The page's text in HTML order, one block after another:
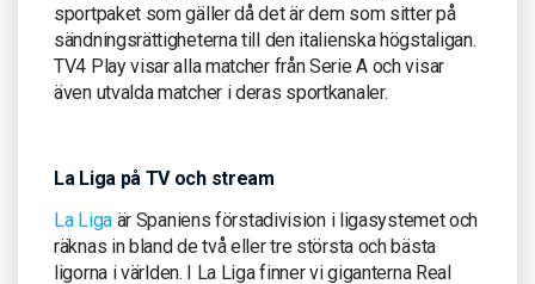
sportpaket som gäller då det är dem som sitter på
sändningsrättigheterna till den italienska högstaligan.
TV4 Play visar alla matcher från Serie A och visar
även utvalda matcher i deras sportkanaler.
La Liga på TV och stream
La Ligaär Spaniens förstadivision i ligasystemet och
räknas in bland de två eller tre största och bästa
ligorna i världen. I La Liga finner vi giganterna Real